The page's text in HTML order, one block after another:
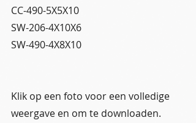
CC-490-5X5X10
SW-206-4X10X6
SW-490-4X8X10
Klik op een foto voor een volledige
weergave en om te downloaden.